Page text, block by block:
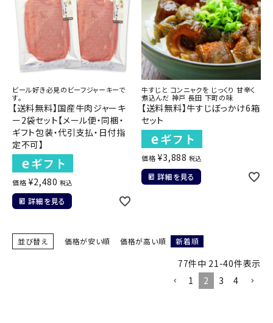
ビール好き必見のビーフジャーキーで
す。
【送料無料】国産牛肉ジャーキ
ー2袋セット【メール便・同梱・
ギフト包装・代引支払・日付指
定不可】
価格 ¥2,480 税込
詳細を見る
牛すじと コンニャクを じっくり 甘辛く
煮込んだ 神戸 長田 下町の味
【送料無料】牛すじぼっかけ6箱
セット
価格 ¥3,888 税込
詳細を見る
並び替え 価格が安い順 価格が高い順 新着順
77件中 21-40件表示
1
2 3 4